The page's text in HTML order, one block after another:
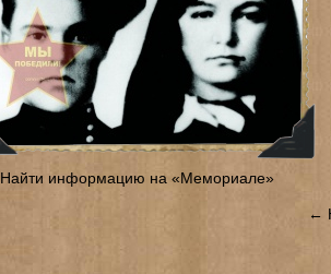
Найти информацию на «Мемориале»
←